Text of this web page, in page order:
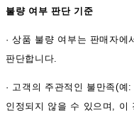
불량 여부 판단 기준
·상품 불량 여부는 판매자에
판단합니다.
· 고객의 주관적인 불만족(예
인정되지 않을 수 있으며, 이